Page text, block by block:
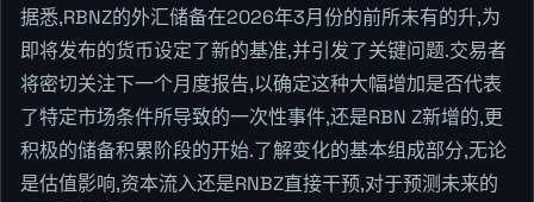
据悉,RBNZ的外汇储备在2026年3月份的前所未有的升,为
即将发布的货币设定了新的基准,并引发了关键问题.交易者
将密切关注下一个月度报告,以确定这种大幅增加是否代表
了特定市场条件所导致的一次性事件,还是RBN Z新增的,更
积极的储备积累阶段的开始.了解变化的基本组成部分,无论
是估值影响,资本流入还是RNBZ直接干预,对于预测未来的